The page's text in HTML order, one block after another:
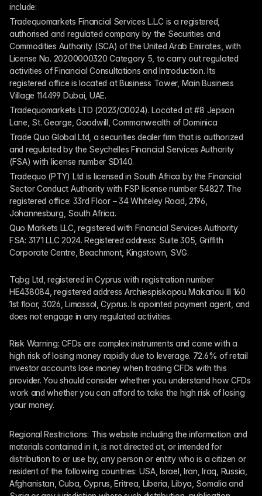
include:
Tradequomarkets Financial Services L.L.C is a registered,
authorised and regulated company by the Securities and
Commodities Authority (SCA) of the United Arab Emirates, with
License No. 20200000320 Category 5, to carry out regulated
activities of Financial Consultations and Introduction. Its
registered office is located at Business Tower, Main Business
Village 114499 Dubai, UAE.
Tradequomarkets LTD (2023/C0024). Located at #8 Jepson
Lane, St. George, Goodwill, Commonwealth of Dominica
Trade Quo Global Ltd, a securities dealer firm that is authorized
and regulated by the Seychelles Financial Services Authority
(FSA) with license number SD140.
Tradequo (PTY) Ltd is licensed in South Africa by the Financial
Sector Conduct Authority with FSP license number 54827. The
registered office: 33rd Floor – 34 Whiteley Road, 2196,
Johannesburg, South Africa.
Quo Markets LLC, registered with Financial Services Authority
FSA: 3171 LLC 2024. Registered address: Suite 305, Griffith
Corporate Centre, Beachmont, Kingstown, SVG.
Tqbg Ltd, registered in Cyprus with registration number
HE438084, registered address Archiespiskopou Makariou III 160
1st floor, 3026, Limassol, Cyprus. Is apointed payment agent, and
does not engage in any regulated activities.
Risk Warning: CFDs are complex instruments and come with a
high risk of losing money rapidly due to leverage. 72.6% of retail
investor accounts lose money when trading CFDs with this
provider. You should consider whether you understand how CFDs
work and whether you can afford to take the high risk of losing
your money.
Regional Restrictions: This website including the information and
materials contained in it, is not directed at, or intended for
distribution to or use by, any person or entity who is a citizen or
resident of the following countries: USA, Israel, Iran, Iraq, Russia,
Afghanistan, Cuba, Cyprus, Eritrea, Liberia, Libya, Somalia and